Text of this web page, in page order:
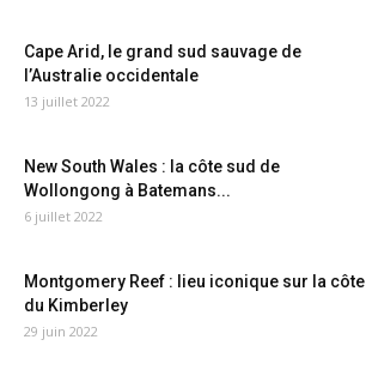
Cape Arid, le grand sud sauvage de
l’Australie occidentale
13 juillet 2022
New South Wales : la côte sud de
Wollongong à Batemans...
6 juillet 2022
Montgomery Reef : lieu iconique sur la côte
du Kimberley
29 juin 2022